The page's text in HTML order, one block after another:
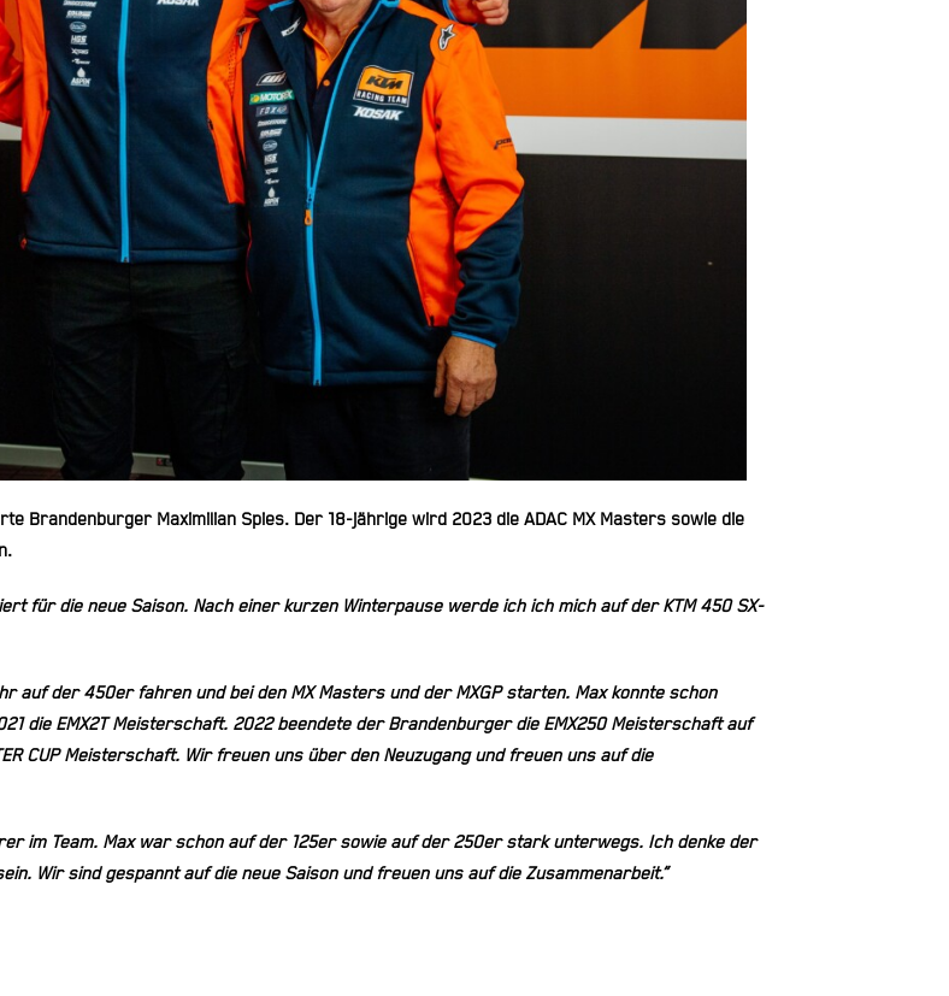
Brandenburger Maximilian Spies. Der 18-jährige wird 2023 die ADAC MX Masters sowie die
für die neue Saison. Nach einer kurzen Winterpause werde ich ich mich auf der KTM 450 SX-
auf der 450er fahren und bei den MX Masters und der MXGP starten. Max konnte schon
die EMX2T Meisterschaft. 2022 beendete der Brandenburger die EMX250 Meisterschaft auf
CUP Meisterschaft. Wir freuen uns über den Neuzugang und freuen uns auf die
im Team. Max war schon auf der 125er sowie auf der 250er stark unterwegs. Ich denke der
Wir sind gespannt auf die neue Saison und freuen uns auf die Zusammenarbeit.“